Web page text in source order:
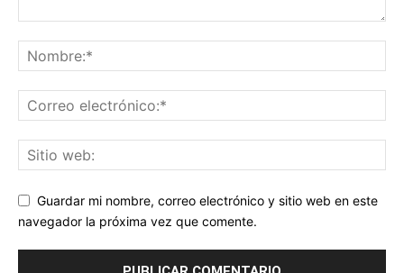
Guardar mi nombre, correo electrónico y sitio web en este
navegador la próxima vez que comente.